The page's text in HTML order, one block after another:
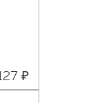
₽